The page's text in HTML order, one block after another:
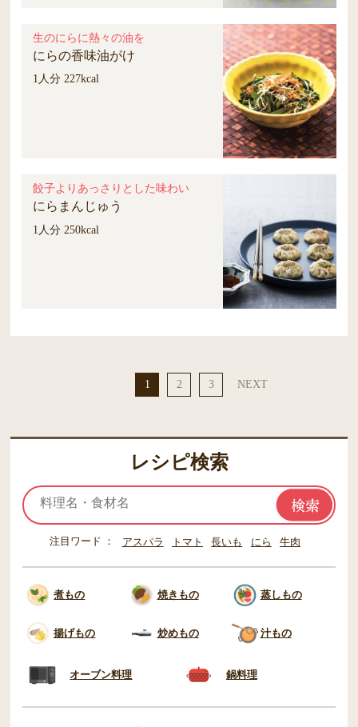
生のにらに熱々の油を
にらの香味油がけ
1人分 227kcal
餃子よりあっさりとした味わい
にらまんじゅう
1人分 250kcal
1 2 3 NEXT
レシピ検索
注目ワード アスパラ トマト 長いも にら 牛肉
煮もの 焼きもの 蒸しもの
揚げもの 炒めもの 汁もの
オーブン料理 鍋料理